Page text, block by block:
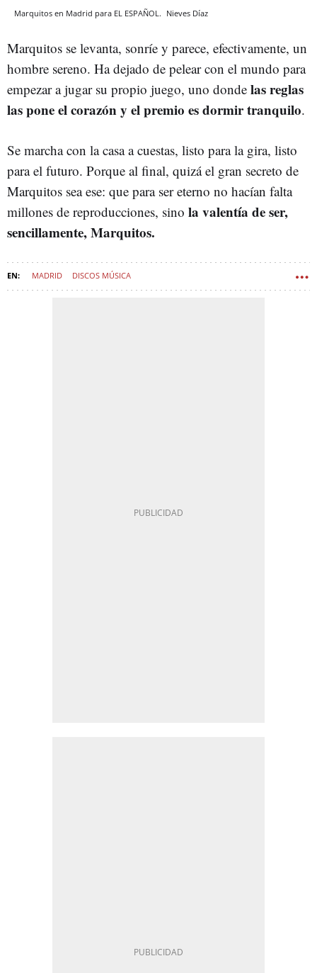
Marquitos en Madrid para EL ESPAÑOL. Nieves Díaz
Marquitos se levanta, sonríe y parece, efectivamente, un
hombre sereno. Ha dejado de pelear con el mundo para
empezar a jugar su propio juego, uno donde las reglas
las pone el corazón y el premio es dormir tranquilo.
Se marcha con la casa a cuestas, listo para la gira, listo
para el futuro. Porque al final, quizá el gran secreto de
Marquitos sea ese: que para ser eterno no hacían falta
millones de reproducciones, sino la valentía de ser,
sencillamente, Marquitos.
MADRID DISCOS MÚSICA